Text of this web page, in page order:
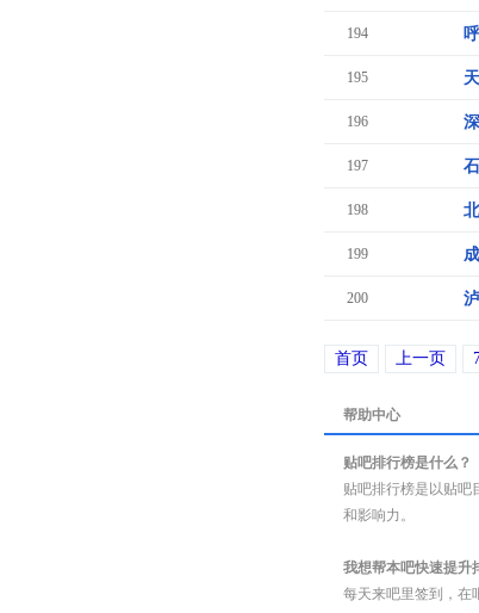
194
195
196
197
198
199
200
首页 上一页
帮助中心
贴吧排行榜是什么？
贴吧排行榜是以贴吧
和影响力。
我想帮本吧快速提升
每天来吧里签到，在